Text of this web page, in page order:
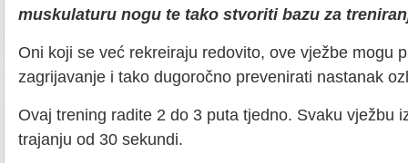
muskulaturu nogu te tako stvoriti bazu za
Oni koji se već rekreiraju redovito, ove vježbe mogu
zagrijavanje i tako dugoročno prevenirati nastanak
Ovaj trening radite 2 do 3 puta tjedno. Svaku vježbu
trajanju od 30 sekundi.